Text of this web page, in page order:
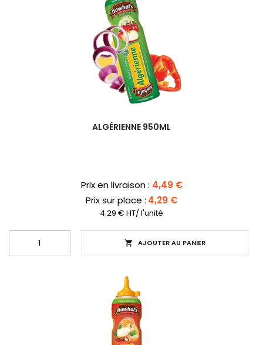
ALGÉRIENNE 950ML
Prix
Prix en livraison : 4,49 €
Prix sur place : 4,29 €
4.29 € HT/ l'unité
 AJOUTER AU PANIER